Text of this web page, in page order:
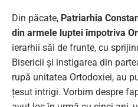
Din păcate, Patriarhia
din armele luptei împotriva
ierarhii săi de frunte, cu
Bisericii și instigarea din
rupă unitatea Ortodoxiei, au
țesut intrigi. Vorbim despre